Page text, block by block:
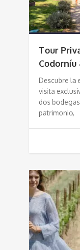
Tour
Descubre la
visita
dos
patrimonio,